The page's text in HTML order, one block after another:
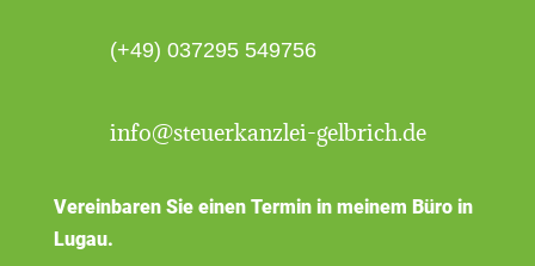
(+49) 037295 549756
info@steuerkanzlei-gelbrich.de
Vereinbaren Sie einen Termin in meinem Büro in
Lugau.